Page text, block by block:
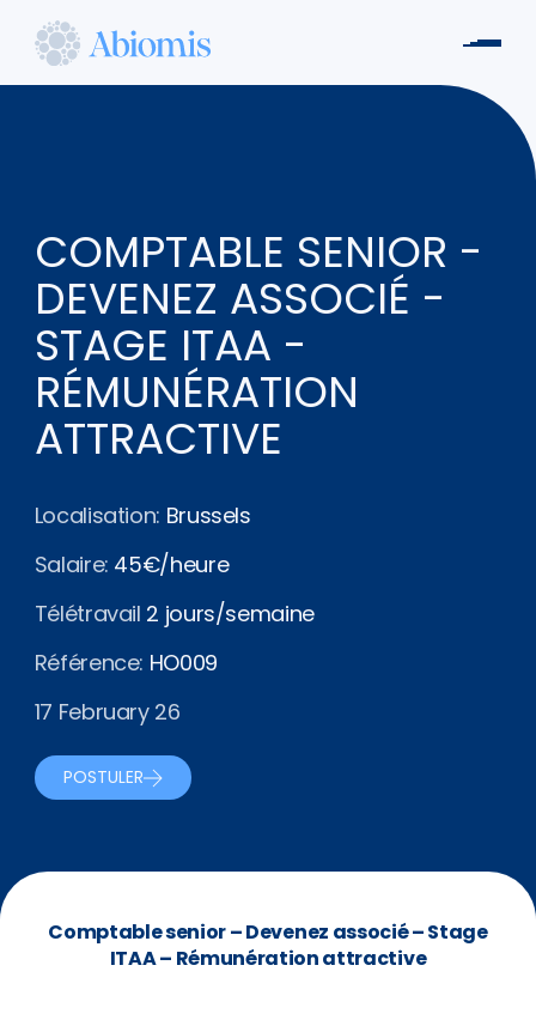
contenu
Abiomis
COMPTABLE SENIOR -
DEVENEZ ASSOCIÉ -
STAGE ITAA -
RÉMUNÉRATION
ATTRACTIVE
Localisation: Brussels
Salaire: 45€/heure
Télétravail 2 jours/semaine
Référence: HO009
17 February 26
POSTULER
Comptable senior – Devenez associé – Stage
ITAA – Rémunération attractive